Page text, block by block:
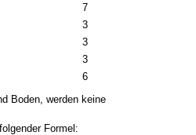
7
3
3
3
6
Boden, werden keine
Formel: